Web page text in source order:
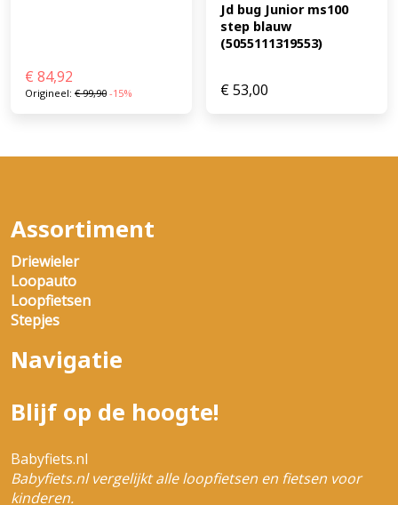
€ 84,92
Origineel: €99,90 -15%
Jd bug Junior ms100
step blauw
(5055111319553)
€53,00
Assortiment
Driewieler
Loopauto
Loopfietsen
Stepjes
Navigatie
Blijf op de hoogte!
Babyfiets.nl
Babyfiets.nl vergelijkt alle loopfietsen en fietsen voor
kinderen.